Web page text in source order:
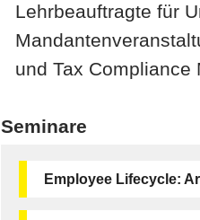
Lehrbeauftragte für
und Tax Compliance
Seminare
Employee Lifecycle: